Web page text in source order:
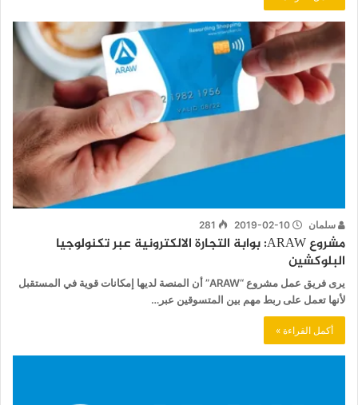
سلمان 2019-02-10
281
مشروع ARAW: بوابة التجارة الالكترونية عبر تكنولوجيا
البلوكشين
يرى فريق عمل مشروع “ARAW” أن المنصة لديها إمكانات قوية في المستقبل
لأنها تعمل على ربط مهم بين المتسوقين عبر…
أكمل القراءة »